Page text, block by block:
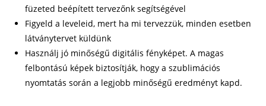
füzeted beépített tervezőnk segítségével
Figyeld a leveleid, mert ha mi tervezzük, minden esetben
látványtervet küldünk
Használj jó minőségű digitális fényképet. A magas
felbontású képek biztosítják, hogy a szublimációs
nyomtatás során a legjobb minőségű eredményt kapd.